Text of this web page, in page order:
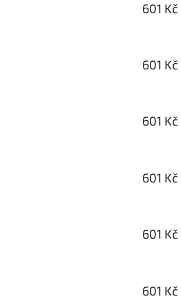
601 Kč
601 Kč
601 Kč
601 Kč
601 Kč
601 Kč